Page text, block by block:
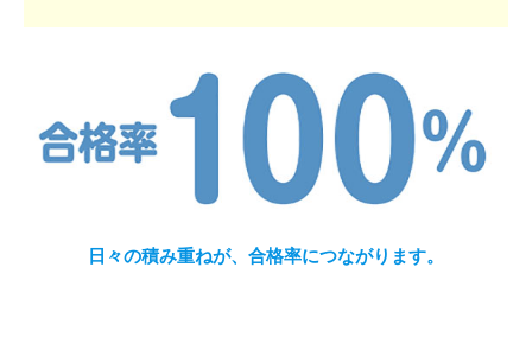
日々の積み重ねが、合格率につながります。